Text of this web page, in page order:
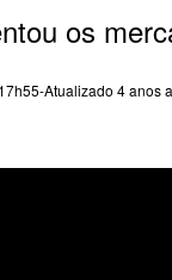
os
-Atualizado 4 anos